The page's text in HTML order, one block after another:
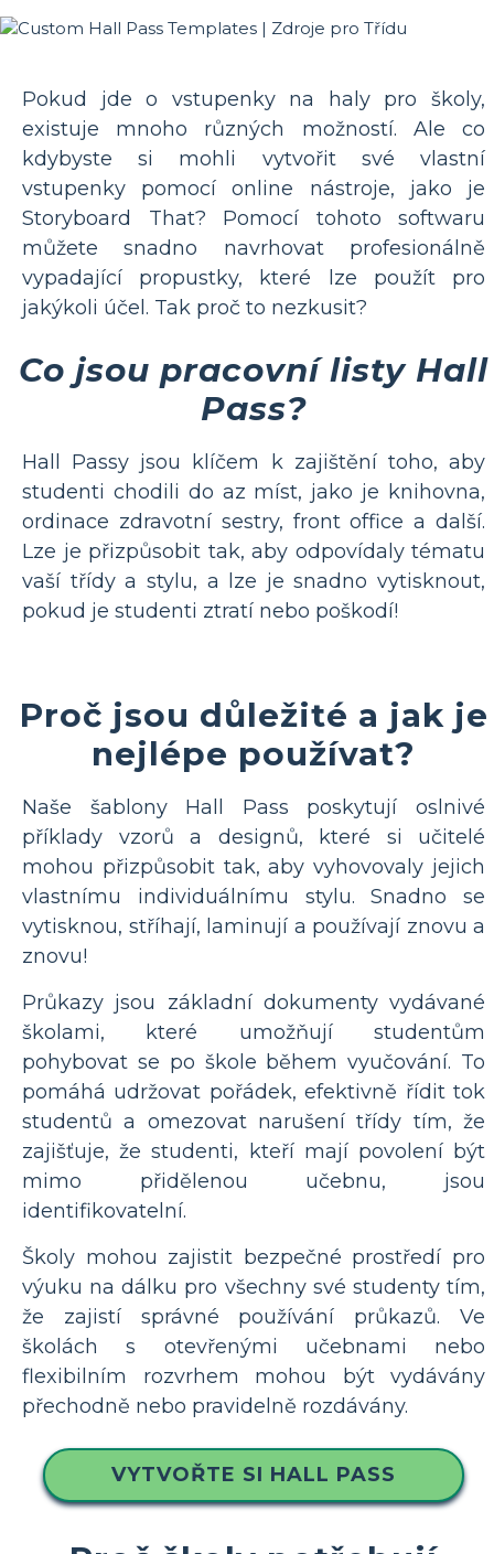
Pokud jde o vstupenky na haly pro školy,
existuje mnoho různých možností. Ale co
kdybyste si mohli vytvořit své vlastní
vstupenky pomocí online nástroje, jako je
Storyboard That? Pomocí tohoto softwaru
můžete snadno navrhovat profesionálně
vypadající propustky, které lze použít pro
jakýkoli účel. Tak proč to nezkusit?
Co jsou pracovní listy Hall
Pass?
Hall Passy jsou klíčem k zajištění toho, aby
studenti chodili do az míst, jako je knihovna,
ordinace zdravotní sestry, front office a další.
Lze je přizpůsobit tak, aby odpovídaly tématu
vaší třídy a stylu, a lze je snadno vytisknout,
pokud je studenti ztratí nebo poškodí!
Proč jsou důležité a jak je
nejlépe používat?
Naše šablony Hall Pass poskytují oslnivé
příklady vzorů a designů, které si učitelé
mohou přizpůsobit tak, aby vyhovovaly jejich
vlastnímu individuálnímu stylu. Snadno se
vytisknou, stříhají, laminují a používají znovu a
znovu!
Průkazy jsou základní dokumenty vydávané
školami, které umožňují studentům
pohybovat se po škole během vyučování. To
pomáhá udržovat pořádek, efektivně řídit tok
studentů a omezovat narušení třídy tím, že
zajišťuje, že studenti, kteří mají povolení být
mimo přidělenou učebnu, jsou
identifikovatelní.
Školy mohou zajistit bezpečné prostředí pro
výuku na dálku pro všechny své studenty tím,
že zajistí správné používání průkazů. Ve
školách s otevřenými učebnami nebo
flexibilním rozvrhem mohou být vydávány
přechodně nebo pravidelně rozdávány.
VYTVOŘTE SI HALL PASS